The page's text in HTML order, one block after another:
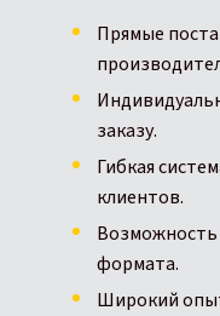
Прямые
заказу.
Гибкая
клиентов.
формата.
Широкий